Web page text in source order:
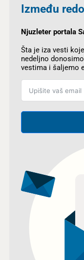
Između
Njuzleter portala
Šta je iza vesti
nedeljno
vestima i šaljemo